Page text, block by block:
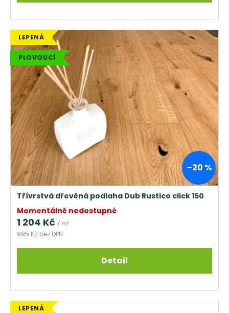
LEPENÁ
PLOVOUCÍ
–20 %
Třívrstvá dřevěná podlaha Dub Rustico click 150
Momentálně nedostupné
995 Kč bez DPH
1 204 Kč / m²
Detail
LEPENÁ